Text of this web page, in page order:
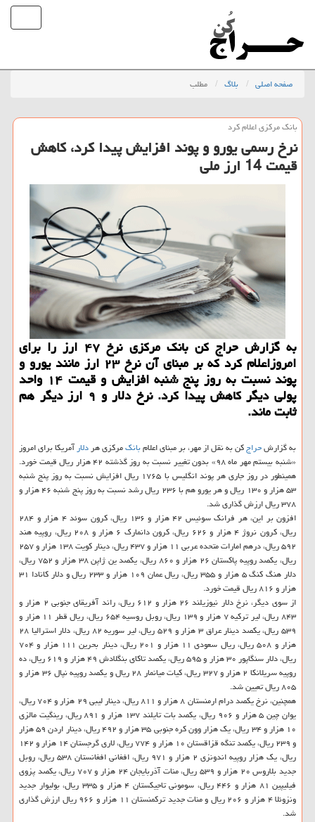
صفحه اصلی بلاگ مطلب
بانك مركزی اعلام كرد
نرخ رسمی یورو و پوند افزایش پیدا كرد، كاهش
قیمت 14 ارز ملی
به گزارش حراج كن بانك مركزی نرخ ۴۷ ارز را برای
امروزاعلام كرد كه بر مبنای آن نرخ ۲۳ ارز مانند یورو و
پوند نسبت به روز پنج شنبه افزایش و قیمت ۱۴ واحد
پولی دیگر كاهش پیدا كرد. نرخ دلار و ۹ ارز دیگر هم
ثابت ماند.
به گزارشحراجكن به نقل از مهر، بر مبنای اعلامبانكمركزی هردلارآمریكا برای امروز
«شنبه بیستم مهر ماه ۹۸» بدون تغییر نسبت به روز گذشته ۴۲ هزار ریال قیمت خورد.
همینطور در روز جاری هر پوند انگلیس با ۱۷۶۵ ریال افزایش نسبت به روز پنج شنبه
۵۳ هزار و ۱۳۰ ریال و هر یورو هم با ۲۳۶ ریال رشد نسبت به روز پنج شنبه ۴۶ هزار و
۳۷۸ ریال ارزش گذاری شد.
افزون بر این، هر فرانك سوئیس ۴۲ هزار و ۱۳۶ ریال، كرون سوئد ۴ هزار و ۲۸۴
ریال، كرون نروژ ۴ هزار و ۶۲۶ ریال، كرون دانمارك ۶ هزار و ۲۰۸ ریال، روپیه هند
۵۹۲ ریال، درهم امارات متحده عربی ۱۱ هزار و ۴۳۷ ریال، دینار كویت ۱۳۸ هزار و ۲۵۷
ریال، یكصد روپیه پاكستان ۲۶ هزار و ۸۶۰ ریال، یكصد ین ژاپن ۳۸ هزار و ۷۵۲ ریال،
دلار هنگ كنگ ۵ هزار و ۳۵۵ ریال، ریال عمان ۱۰۹ هزار و ۲۳۳ ریال و دلار كانادا ۳۱
هزار و ۸۱۶ ریال قیمت خورد.
از سوی دیگر، نرخ دلار نیوزیلند ۲۶ هزار و ۶۱۲ ریال، راند آفریقای جنوبی ۲ هزار و
۸۴۳ ریال، لیر تركیه ۷ هزار و ۱۳۹ ریال، روبل روسیه ۶۵۴ ریال، ریال قطر ۱۱ هزار و
۵۳۹ ریال، یكصد دینار عراق ۳ هزار و ۵۲۹ ریال، لیر سوریه ۸۲ ریال، دلار استرالیا ۲۸
هزار و ۵۰۸ ریال، ریال سعودی ۱۱ هزار و ۲۰۱ ریال، دینار بحرین ۱۱۱ هزار و ۷۰۴
ریال، دلار سنگاپور ۳۰ هزار و ۵۹۵ ریال، یكصد تاكای بنگلادش ۴۹ هزار و ۶۱۹ ریال، ده
روپیه سریلانكا ۲ هزار و ۳۲۷ ریال، كیات میانمار ۲۸ ریال و یكصد روپیه نپال ۳۶ هزار و
۸۰۵ ریال تعیین شد.
همچنین، نرخ یكصد درام ارمنستان ۸ هزار و ۸۱۱ ریال، دینار لیبی ۲۹ هزار و ۷۰۴ ریال،
یوان چین ۵ هزار و ۹۰۶ ریال، یكصد بات تایلند ۱۳۷ هزار و ۸۹۱ ریال، رینگیت مالزی
۱۰ هزار و ۳۴ ریال، یك هزار وون كره جنوبی ۳۵ هزار و ۴۹۲ ریال، دینار اردن ۵۹ هزار
و ۲۳۹ ریال، یكصد تنگه قزاقستان ۱۰ هزار و ۷۷۴ ریال، لاری گرجستان ۱۴ هزار و ۱۴۲
ریال، یك هزار روپیه اندونزی ۲ هزار و ۹۷۱ ریال، افغانی افغانستان ۵۳۸ ریال، روبل
جدید بلاروس ۲۰ هزار و ۵۳۹ ریال، منات آذربایجان ۲۴ هزار و ۷۰۷ ریال، یكصد پزوی
فیلیپین ۸۱ هزار و ۴۴۶ ریال، سومونی تاجیكستان ۴ هزار و ۳۳۵ ریال، بولیوار جدید
ونزوئلا ۴ هزار و ۲۰۶ ریال و منات جدید تركمنستان ۱۱ هزار و ۹۶۶ ریال ارزش گذاری
شد.